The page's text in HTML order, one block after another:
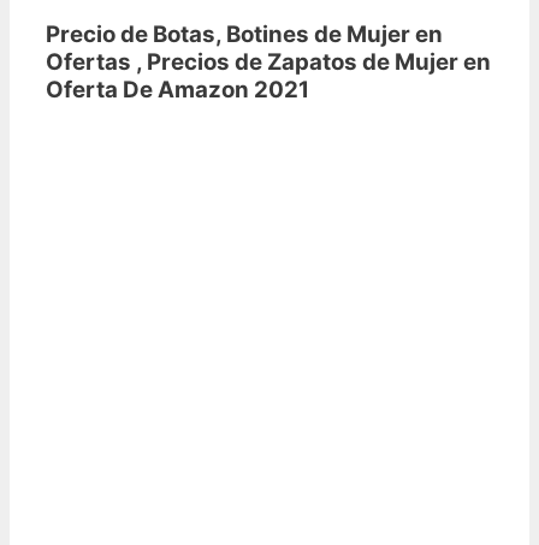
Precio de Botas, Botines de Mujer en
Ofertas , Precios de Zapatos de Mujer en
Oferta De Amazon 2021